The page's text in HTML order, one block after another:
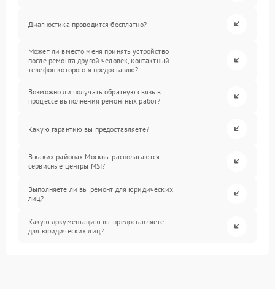
Диагностика проводится бесплатно?
Может ли вместо меня принять устройство
после ремонта другой человек, контактный
телефон которого я предоставлю?
Возможно ли получать обратную связь в
процессе выполнения ремонтных работ?
Какую гарантию вы предоставляете?
В каких районах Москвы располагаются
сервисные центры MSI?
Выполняете ли вы ремонт для юридических
лиц?
Какую документацию вы предоставляете
для юридических лиц?